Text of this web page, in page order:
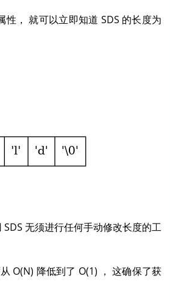
性， 就可以立即知道 SDS 的长度为
无须进行任何手动修改长度的工
O(N) 降低到了 O(1) ， 这确保了获